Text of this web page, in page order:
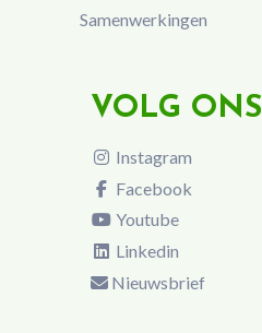
Samenwerkingen
VOLG ONS
Instagram
Facebook
Youtube
Linkedin
Nieuwsbrief